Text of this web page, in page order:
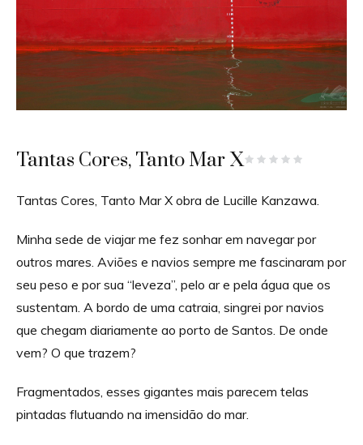
Tantas Cores, Tanto Mar X
Tantas Cores, Tanto Mar X obra de Lucille Kanzawa.
Minha sede de viajar me fez sonhar em navegar por
outros mares. Aviões e navios sempre me fascinaram por
seu peso e por sua “leveza”, pelo ar e pela água que os
sustentam. A bordo de uma catraia, singrei por navios
que chegam diariamente ao porto de Santos. De onde
vem? O que trazem?
Fragmentados, esses gigantes mais parecem telas
pintadas flutuando na imensidão do mar.